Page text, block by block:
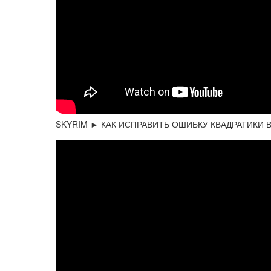
SKYRIM ► КАК ИСПРАВИТЬ ОШИБКУ КВАДРАТИКИ